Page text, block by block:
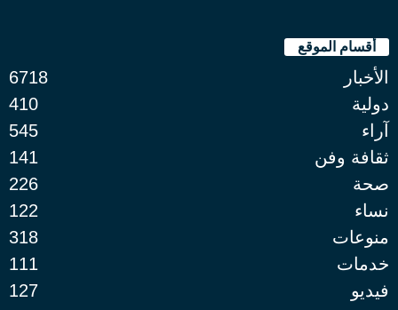
أقسام الموقع
الأخبار
6718
دولية
410
آراء
545
ثقافة وفن
141
صحة
226
نساء
122
منوعات
318
خدمات
111
فيديو
127